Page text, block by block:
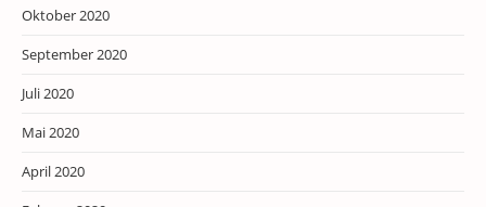
Oktober 2020
September 2020
Juli 2020
Mai 2020
April 2020